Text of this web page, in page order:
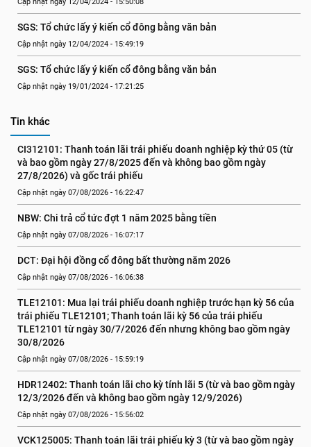
SGS: Tổ chức lấy ý kiến cổ đông bằng văn bản
Cập nhật ngày 12/04/2024 - 15:49:19
SGS: Tổ chức lấy ý kiến cổ đông bằng văn bản
Cập nhật ngày 19/01/2024 - 17:21:25
Tin khác
CI312101: Thanh toán lãi trái phiếu doanh nghiệp kỳ thứ 05 (từ
và bao gồm ngày 27/8/2025 đến và không bao gồm ngày
27/8/2026) và gốc trái phiếu
Cập nhật ngày 07/08/2026 - 16:22:47
NBW: Chi trả cổ tức đợt 1 năm 2025 bằng tiền
Cập nhật ngày 07/08/2026 - 16:07:17
DCT: Đại hội đồng cổ đông bất thường năm 2026
Cập nhật ngày 07/08/2026 - 16:06:38
TLE12101: Mua lại trái phiếu doanh nghiệp trước hạn kỳ 56 của
trái phiếu TLE12101; Thanh toán lãi kỳ 56 của trái phiếu
TLE12101 từ ngày 30/7/2026 đến nhưng không bao gồm ngày
30/8/2026
Cập nhật ngày 07/08/2026 - 15:59:19
HDR12402: Thanh toán lãi cho kỳ tính lãi 5 (từ và bao gồm ngày
12/3/2026 đến và không bao gồm ngày 12/9/2026)
Cập nhật ngày 07/08/2026 - 15:56:02
VCK125005: Thanh toán lãi trái phiếu kỳ 3 (từ và bao gồm ngày